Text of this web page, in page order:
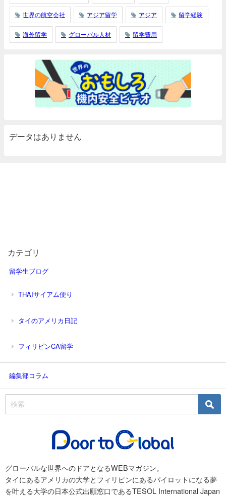
世界の航空会社 アジア留学 アジア 留学経験
海外留学 グローバル人材 留学費用
データはありません
カテゴリ
留学生ブログ
THAIサイアム便り
タイのアメリカ日記
フィリピンCA留学
編集部コラム
グローバルな世界へのドアとなるWEBマガジン。
タイにあるアメリカの大学とフィリピンにあるパイロットになる夢
を叶える大学の日本公式出願窓口であるTESOL International Japan